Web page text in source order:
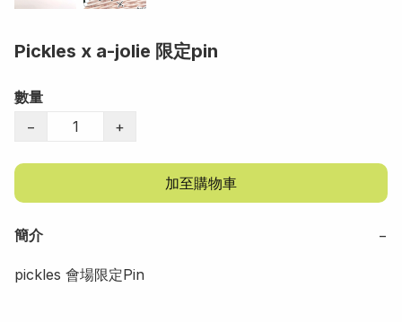
Pickles x a-jolie 限定pin
數量
−
+
加至購物車
簡介 −
pickles 會場限定Pin